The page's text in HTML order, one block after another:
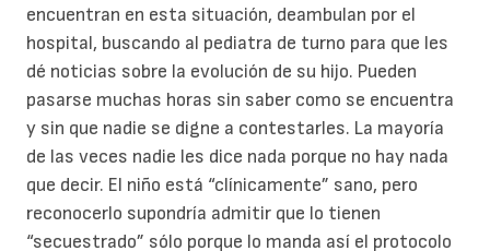
encuentran en esta situación, deambulan por el
hospital, buscando al pediatra de turno para que les
dé noticias sobre la evolución de su hijo. Pueden
pasarse muchas horas sin saber como se encuentra
y sin que nadie se digne a contestarles. La mayoría
de las veces nadie les dice nada porque no hay nada
que decir. El niño está “clínicamente” sano, pero
reconocerlo supondría admitir que lo tienen
“secuestrado” sólo porque lo manda así el protocolo